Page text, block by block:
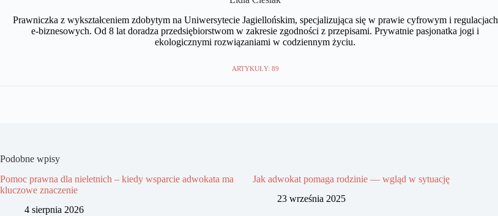
Prawniczka z wykształceniem zdobytym na Uniwersytecie Jagiellońskim, specjalizująca się w prawie cyfrowym i regulacjach
e-biznesowych. Od 8 lat doradza przedsiębiorstwom w zakresie zgodności z przepisami. Prywatnie pasjonatka jogi i
ekologicznymi rozwiązaniami w codziennym życiu.
ARTYKUŁY: 89
Podobne wpisy
Pomoc prawna dla nieletnich – kiedy wsparcie adwokata ma
kluczowe znaczenie
4 sierpnia 2026
Jak adwokat pomaga rodzinie — wgląd w sytuację
23 września 2025